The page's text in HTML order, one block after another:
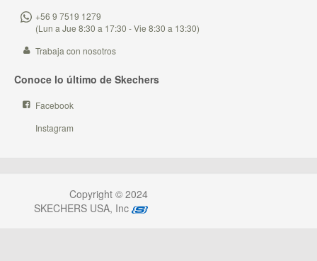
+56 9 7519 1279
(Lun a Jue 8:30 a 17:30 - Vie 8:30 a 13:30)
Trabaja con nosotros
Conoce lo último de Skechers
Facebook
Instagram
Copyright © 2024
SKECHERS USA, Inc